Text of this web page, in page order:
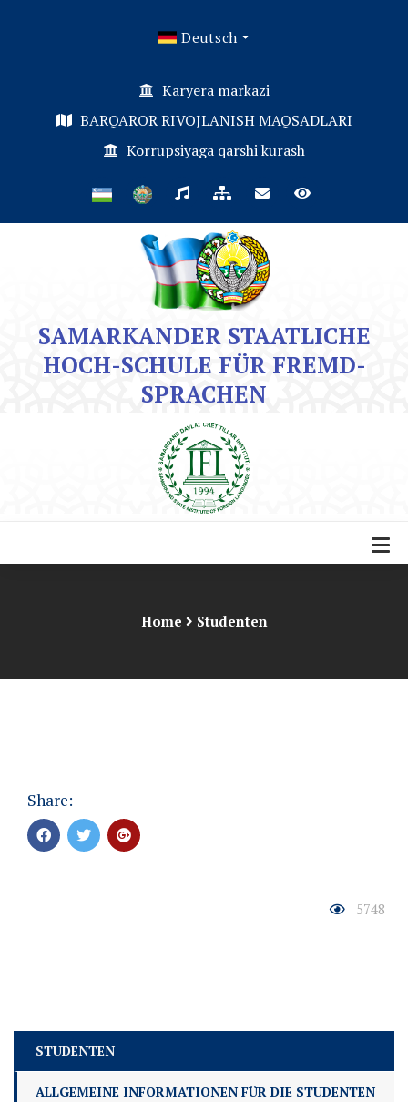
Deutsch
Karyera markazi
BARQAROR RIVOJLANISH MAQSADLARI
Korrupsiyaga qarshi kurash
SAMARKANDER STAATLICHE
HOCH-SCHULE FÜR FREMD-
SPRACHEN
Home Studenten
Share:
5748
STUDENTEN
ALLGEMEINE INFORMATIONEN FÜR DIE STUDENTEN